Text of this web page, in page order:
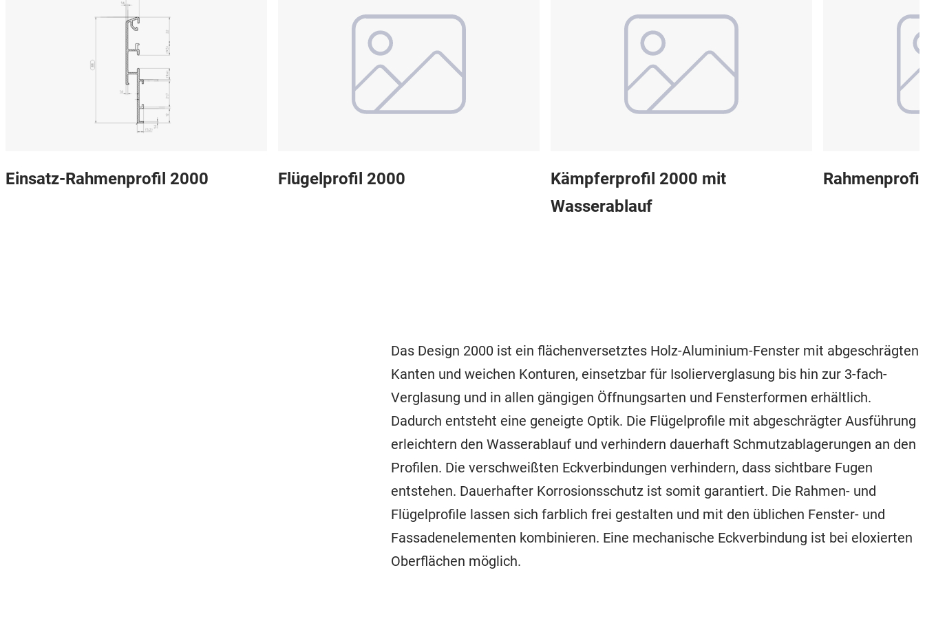
Einsatz-Rahmenprofil 2000 Flügelprofil 2000
Kämpferprofil 2000 mit
Wasserablauf
Das Design 2000 ist ein flächenversetztes Holz-Aluminium-Fenster mit abgeschrägten
Kanten und weichen Konturen, einsetzbar für Isolierverglasung bis hin zur 3-fach-
Verglasung und in allen gängigen Öffnungsarten und Fensterformen erhältlich.
Dadurch entsteht eine geneigte Optik. Die Flügelprofile mit abgeschrägter Ausführung
erleichtern den Wasserablauf und verhindern dauerhaft Schmutzablagerungen an den
Profilen. Die verschweißten Eckverbindungen verhindern, dass sichtbare Fugen
entstehen. Dauerhafter Korrosionsschutz ist somit garantiert. Die Rahmen- und
Flügelprofile lassen sich farblich frei gestalten und mit den üblichen Fenster- und
Fassadenelementen kombinieren. Eine mechanische Eckverbindung ist bei eloxierten
Oberflächen möglich.